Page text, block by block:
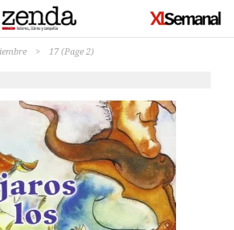
> 17 (Page 2)